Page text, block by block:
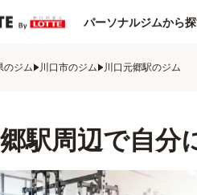
パーソナルジムから
のジム 川口市のジム 川口元郷駅のジム
駅周辺で自分